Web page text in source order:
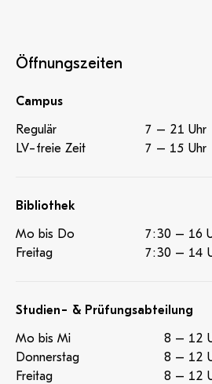
Öffnungszeiten
Campus
Regulär
7 – 21 Uhr
LV-freie Zeit
7 – 15 Uhr
Bibliothek
Mo bis Do
7:30 – 16
Freitag
7:30 – 14
Studien- & Prüfungsabteilung
Mo bis Mi
8 – 12
Donnerstag
8 – 12
Freitag
8 – 12